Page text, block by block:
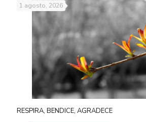
1 agosto, 2026
RESPIRA, BENDICE, AGRADECE